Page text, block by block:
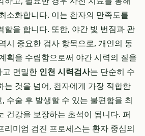
소화합니다. 이는 환자의 만족도를
할을 합니다. 또한, 야간 빛 번짐과 관
시 중요한 검사 항목으로, 개인의 동
획을 수립함으로써 야간 시력의 질을
고 면밀한 인천 시력검사는 단순히 수
는 것을 넘어, 환자에게 가장 적합한
수술 후 발생할 수 있는 불편함을 최
건강을 보장하는 초석이 됩니다. 퍼
리미엄 검진 프로세스는 환자 중심의